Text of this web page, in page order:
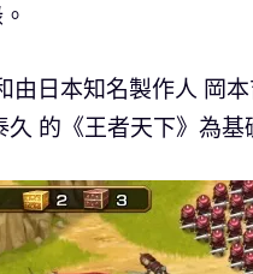
由日本知名製作人 岡
的《王者天下》為